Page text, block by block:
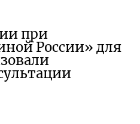
при
России» для